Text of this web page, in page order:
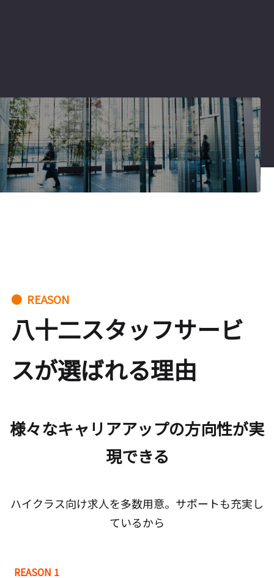
● REASON
八十二スタッフサービ
スが選ばれる理由
様々なキャリアアップの方向性が実
現できる
ハイクラス向け求人を多数用意。サポートも充実し
ているから
REASON 1